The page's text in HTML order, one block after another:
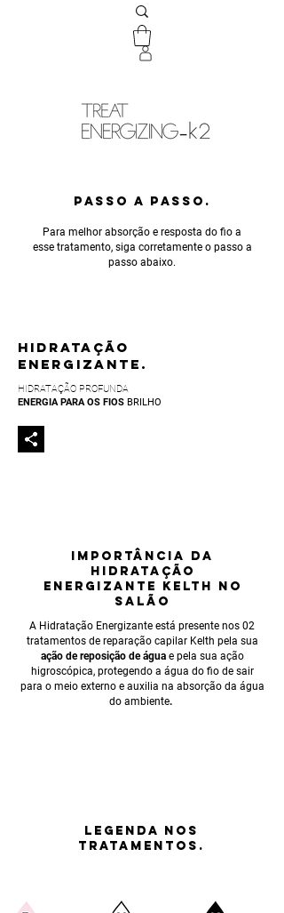
PASSO A PASSO.
Para melhor absorção e resposta do fio a
esse tratamento, siga corretamente o passo a
passo abaixo.
HIDRATAÇÃO
ENERGIZANTE.
HIDRATAÇÃO PROFUNDA
ENERGIA PARA OS FIOS BRILHO
IMPORTÂNCIA DA
HIDRATAÇÃO
eNERGIZANTE KELTH NO
SALÃO
A Hidratação Energizante está presente nos 02
tratamentos de reparação capilar Kelth pela sua
ação de reposição de águae pela sua ação
higroscópica, protegendo a água do fio de sair
para o meio externo e auxilia na absorção da água
do ambiente.
LEGENDA nos
tratamentos.